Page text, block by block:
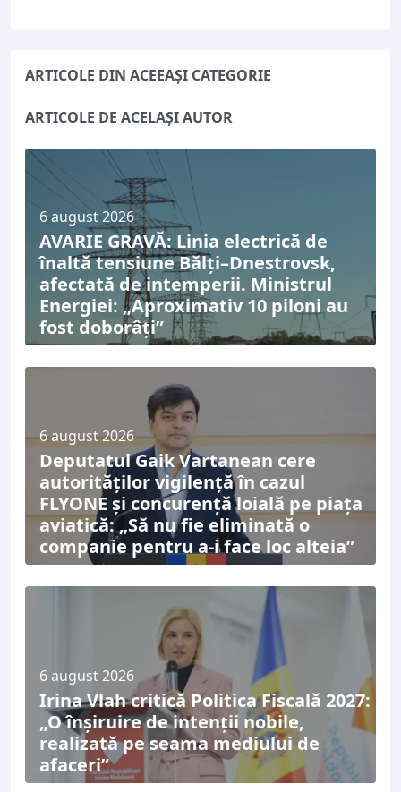
ARTICOLE DIN ACEEAȘI CATEGORIE
ARTICOLE DE ACELAȘI AUTOR
6 august 2026
AVARIE GRAVĂ: Linia electrică de
înaltă tensiune Bălți–Dnestrovsk,
afectată de intemperii. Ministrul
Energiei: „Aproximativ 10 piloni au
fost doborâți”
6 august 2026
Deputatul Gaik Vartanean cere
autorităților vigilență în cazul
FLYONE și concurență loială pe piața
aviatică: „Să nu fie eliminată o
companie pentru a-i face loc alteia”
6 august 2026
Irina Vlah critică Politica Fiscală 2027:
„O înșiruire de intenții nobile,
realizată pe seama mediului de
afaceri”